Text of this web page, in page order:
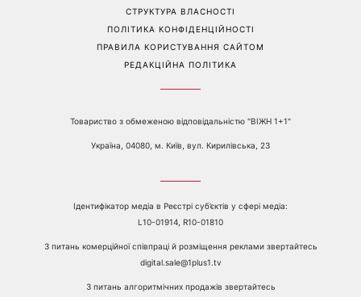
КАТАЛОГ ПРОГРАМ